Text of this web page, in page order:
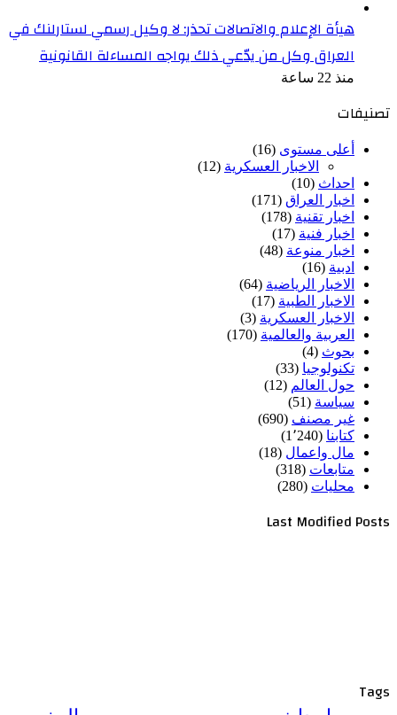
هيأة الإعلام والاتصالات تحذر: لا وكيل رسمي لستارلنك في
العراق وكل من يدّعي ذلك يواجه المساءلة القانونية
منذ 22 ساعة
تصنيفات
أعلى مستوى (16)
الاخبار العسكرية (12)
احداث (10)
اخبار العراق (171)
اخبار تقنية (178)
اخبار فنية (17)
اخبار منوعة (48)
ادبية (16)
الاخبار الرياضية (64)
الاخبار الطبية (17)
الاخبار العسكرية (3)
العربية والعالمية (170)
بحوث (4)
تكنولوجيا (33)
حول العالم (12)
سياسة (51)
غير مصنف (690)
كتابنا (1٬240)
مال واعمال (18)
متابعات (318)
محليات (280)
Last Modified Posts
Tags